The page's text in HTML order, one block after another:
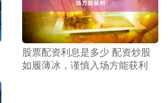
股票配资利息是多少 配资炒股
如履薄冰，谨慎入场方能获利